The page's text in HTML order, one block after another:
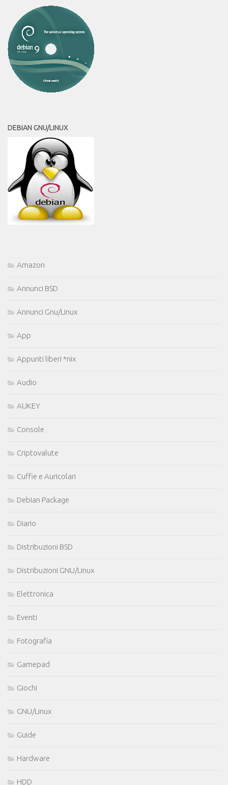
DEBIAN GNU/LINUX
Amazon
Annunci BSD
Annunci Gnu/Linux
App
Appunti liberi *nix
Audio
AUKEY
Console
Criptovalute
Cuffie e Auricolari
Debian Package
Diario
Distribuzioni BSD
Distribuzioni GNU/Linux
Elettronica
Eventi
Fotografia
Gamepad
Giochi
GNU/Linux
Guide
Hardware
HDD